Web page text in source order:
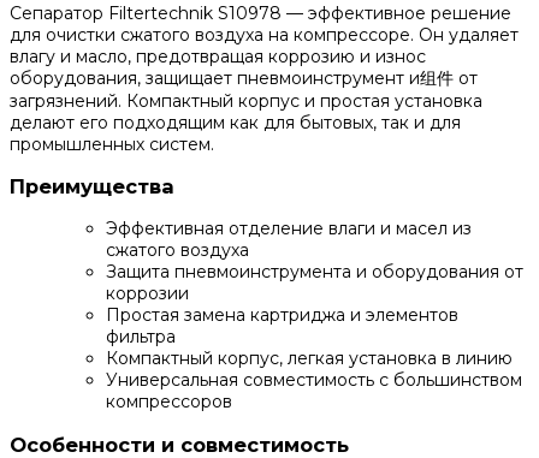
Сепаратор Filtertechnik S10978 — эффективное решение
для очистки сжатого воздуха на компрессоре. Он удаляет
влагу и масло, предотвращая коррозию и износ
оборудования, защищает пневмоинструмент и组件 от
загрязнений. Компактный корпус и простая установка
делают его подходящим как для бытовых, так и для
промышленных систем.
Преимущества
Эффективная отделение влаги и масел из
сжатого воздуха
Защита пневмоинструмента и оборудования от
коррозии
Простая замена картриджа и элементов
фильтра
Компактный корпус, легкая установка в линию
Универсальная совместимость с большинством
компрессоров
Особенности и совместимость